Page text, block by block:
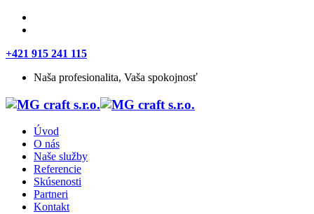
+421 915 241 115
Naša profesionalita, Vaša spokojnosť
Úvod
O nás
Naše služby
Referencie
Skúsenosti
Partneri
Kontakt